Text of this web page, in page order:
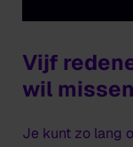
Vijf
wil
Je kunt zo lang